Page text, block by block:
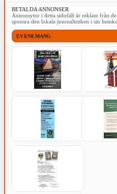
BETALDA ANNONSER
Annonsytor i detta sidofält är reklam från
sponsra den lokala journalistiken i sin
EVENEMANG